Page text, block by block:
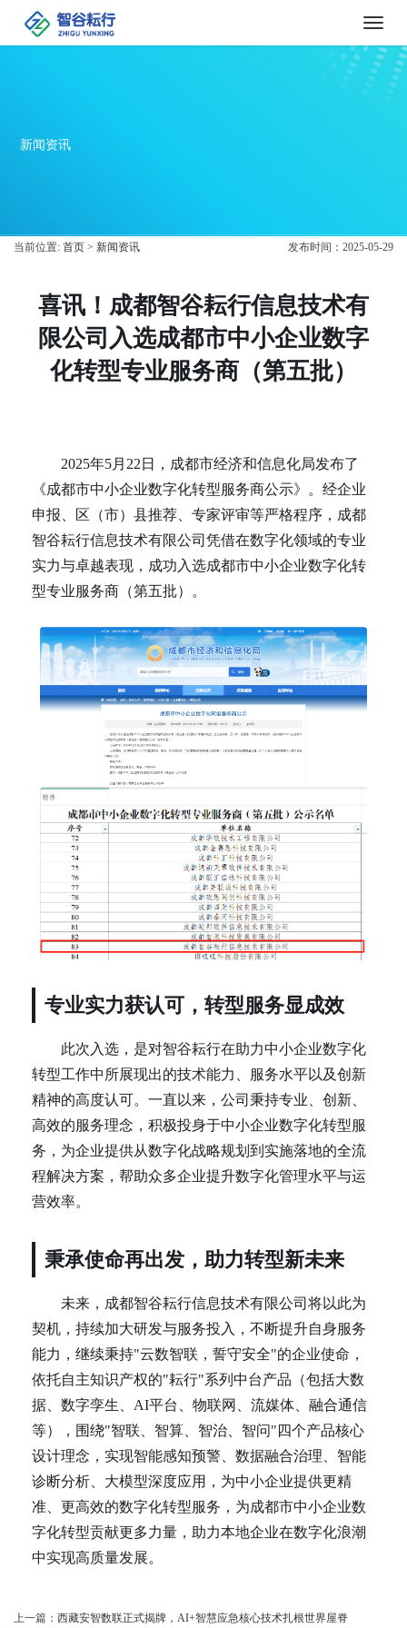
Toggle
新闻资讯
当前位置: 首页 > 新闻资讯 发布时间：2025-05-29
喜讯！成都智谷耘行信息技术有
限公司入选成都市中小企业数字
化转型专业服务商（第五批）
2025年5月22日，成都市经济和信息化局发布了
《成都市中小企业数字化转型服务商公示》。经企业
申报、区（市）县推荐、专家评审等严格程序，成都
智谷耘行信息技术有限公司凭借在数字化领域的专业
实力与卓越表现，成功入选成都市中小企业数字化转
型专业服务商（第五批）。
专业实力获认可，转型服务显成效
此次入选，是对智谷耘行在助力中小企业数字化
转型工作中所展现出的技术能力、服务水平以及创新
精神的高度认可。一直以来，公司秉持专业、创新、
高效的服务理念，积极投身于中小企业数字化转型服
务，为企业提供从数字化战略规划到实施落地的全流
程解决方案，帮助众多企业提升数字化管理水平与运
营效率。
秉承使命再出发，助力转型新未来
未来，成都智谷耘行信息技术有限公司将以此为
契机，持续加大研发与服务投入，不断提升自身服务
能力，继续秉持"云数智联，誓守安全"的企业使命，
依托自主知识产权的"耘行"系列中台产品（包括大数
据、数字孪生、AI平台、物联网、流媒体、融合通信
等），围绕"智联、智算、智治、智问"四个产品核心
设计理念，实现智能感知预警、数据融合治理、智能
诊断分析、大模型深度应用，为中小企业提供更精
准、更高效的数字化转型服务，为成都市中小企业数
字化转型贡献更多力量，助力本地企业在数字化浪潮
中实现高质量发展。
上一篇： 西藏安智数联正式揭牌，AI+智慧应急核心技术扎根世界屋脊